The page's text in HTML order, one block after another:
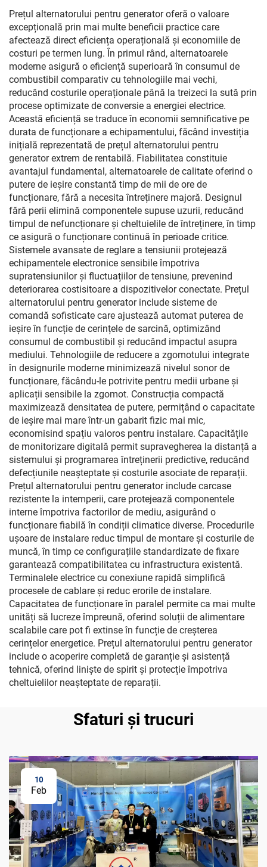
vehicule frigorifice
Prețul alternatorului pentru generator oferă o valoare
excepțională prin mai multe beneficii practice care
afectează direct eficiența operațională și economiile de
costuri pe termen lung. În primul rând, alternatoarele
moderne asigură o eficiență superioară în consumul de
combustibil comparativ cu tehnologiile mai vechi,
reducând costurile operaționale până la treizeci la sută prin
procese optimizate de conversie a energiei electrice.
Această eficiență se traduce în economii semnificative pe
durata de funcționare a echipamentului, făcând investiția
inițială reprezentată de prețul alternatorului pentru
generator extrem de rentabilă. Fiabilitatea constituie
avantajul fundamental, alternatoarele de calitate oferind o
putere de ieșire constantă timp de mii de ore de
funcționare, fără a necesita întreținere majoră. Designul
fără perii elimină componentele supuse uzurii, reducând
timpul de nefuncționare și cheltuielile de întreținere, în timp
ce asigură o funcționare continuă în perioade critice.
Sistemele avansate de reglare a tensiunii protejează
echipamentele electronice sensibile împotriva
supratensiunilor și fluctuațiilor de tensiune, prevenind
deteriorarea costisitoare a dispozitivelor conectate. Prețul
alternatorului pentru generator include sisteme de
comandă sofisticate care ajustează automat puterea de
ieșire în funcție de cerințele de sarcină, optimizând
consumul de combustibil și reducând impactul asupra
mediului. Tehnologiile de reducere a zgomotului integrate
în designurile moderne minimizează nivelul sonor de
funcționare, făcându-le potrivite pentru medii urbane și
aplicații sensibile la zgomot. Construcția compactă
maximizează densitatea de putere, permițând o capacitate
de ieșire mai mare într-un gabarit fizic mai mic,
economisind spațiu valoros pentru instalare. Capacitățile
de monitorizare digitală permit supravegherea la distanță a
sistemului și programarea întreținerii predictive, reducând
defecțiunile neașteptate și costurile asociate de reparații.
Prețul alternatorului pentru generator include carcase
rezistente la intemperii, care protejează componentele
interne împotriva factorilor de mediu, asigurând o
funcționare fiabilă în condiții climatice diverse. Procedurile
ușoare de instalare reduc timpul de montare și costurile de
muncă, în timp ce configurațiile standardizate de fixare
garantează compatibilitatea cu infrastructura existentă.
Terminalele electrice cu conexiune rapidă simplifică
procesele de cablare și reduc erorile de instalare.
Capacitatea de funcționare în paralel permite ca mai multe
unități să lucreze împreună, oferind soluții de alimentare
scalabile care pot fi extinse în funcție de creșterea
cerințelor energetice. Prețul alternatorului pentru generator
include o acoperire completă de garanție și asistență
tehnică, oferind liniște de spirit și protecție împotriva
cheltuielilor neașteptate de reparații.
Sfaturi și trucuri
10
Feb